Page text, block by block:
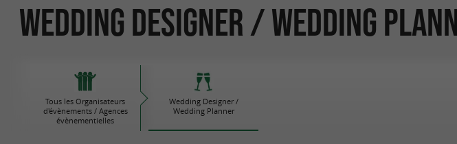
Wedding Designer / Wedding
Tous les Organisateurs
d'évènements / Agences
évènementielles
Wedding Designer /
Wedding Planner